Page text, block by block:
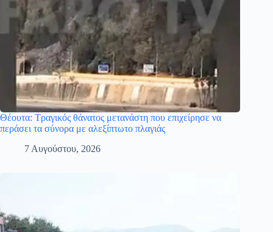
Θέουτα: Τραγικός θάνατος μετανάστη που επιχείρησε να
περάσει τα σύνορα με αλεξίπτωτο πλαγιάς
7 Αυγούστου, 2026